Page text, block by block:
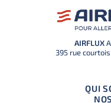
AIRFLUX
395 rue
QUI